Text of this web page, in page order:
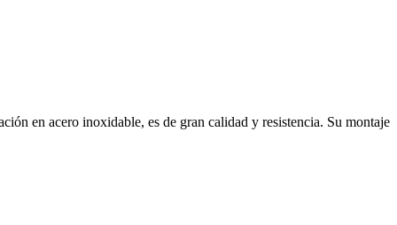
en acero inoxidable, es de gran calidad y resistencia. Su montaje